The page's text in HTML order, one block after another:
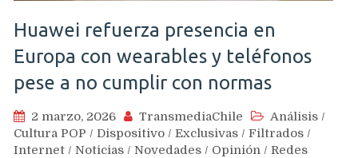
Huawei refuerza presencia en
Europa con wearables y teléfonos
pese a no cumplir con normas
2 marzo, 2026 TransmediaChile Análisis /
Cultura POP / Dispositivo / Exclusivas / Filtrados /
Internet / Noticias / Novedades / Opinión / Redes